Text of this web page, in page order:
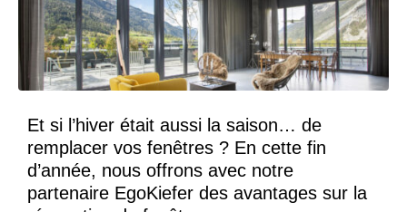
Et si l’hiver était aussi la saison… de
remplacer vos fenêtres ? En cette fin
d’année, nous offrons avec notre
partenaire EgoKiefer des avantages sur la